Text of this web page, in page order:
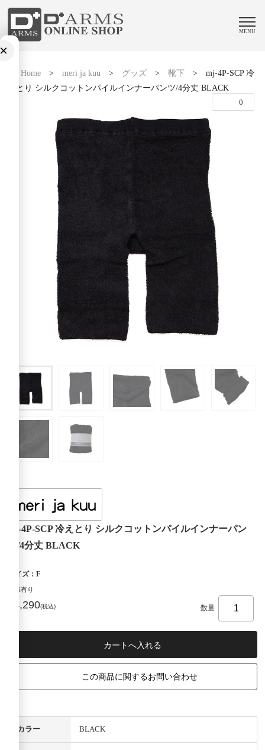
MENU
Home> meri ja kuu> グッズ> 靴下 > mj-4P-SCP 冷
えとり シルクコットンパイルインナーパンツ/4分丈 BLACK
0
mj-4P-SCP 冷えとり シルクコットンパイルインナーパン
ツ/4分丈 BLACK
サイズ：F
在庫有り
¥4,290(税込) 数量
この商品に関するお問い合わせ
カラー BLACK
×